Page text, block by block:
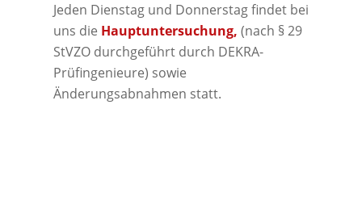
Jeden Dienstag und Donnerstag findet bei
uns die Hauptuntersuchung, (nach § 29
StVZO durchgeführt durch DEKRA-
Prüfingenieure) sowie
Änderungsabnahmen statt.